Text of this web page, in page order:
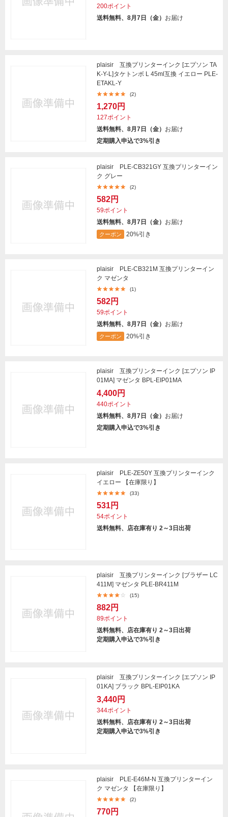
200ポイント
送料無料、8月7日（金） お届け
plaisir 互換プリンターインク [エプソン TA
K-Y-L]タケトンボ L 45ml互換 イエロー PLE-
ETAKL-Y
(2)
1,270円
127ポイント
送料無料、8月7日（金） お届け
定期購入申込で3%引き
plaisir PLE-CB321GY 互換プリンターイン
ク グレー
(2)
582円
59ポイント
送料無料、8月7日（金） お届け
クーポン 20%引き
plaisir PLE-CB321M 互換プリンターイン
ク マゼンタ
(1)
582円
59ポイント
送料無料、8月7日（金） お届け
クーポン 20%引き
plaisir 互換プリンターインク [エプソン IP
01MA] マゼンタ BPL-EIP01MA
4,400円
440ポイント
送料無料、8月7日（金） お届け
定期購入申込で3%引き
plaisir PLE-ZE50Y 互換プリンターインク
イエロー 【在庫限り】
(33)
531円
54ポイント
送料無料、店在庫有り 2～3日出荷
plaisir 互換プリンターインク [ブラザー LC
411M] マゼンタ PLE-BR411M
(15)
882円
89ポイント
送料無料、店在庫有り 2～3日出荷
定期購入申込で3%引き
plaisir 互換プリンターインク [エプソン IP
01KA] ブラック BPL-EIP01KA
3,440円
344ポイント
送料無料、店在庫有り 2～3日出荷
定期購入申込で3%引き
plaisir PLE-E46M-N 互換プリンターイン
ク マゼンタ 【在庫限り】
(2)
770円